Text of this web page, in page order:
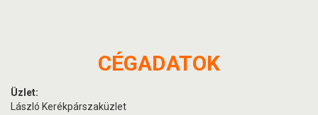
CÉGADATOK
Üzlet:
László Kerékpárszaküzlet